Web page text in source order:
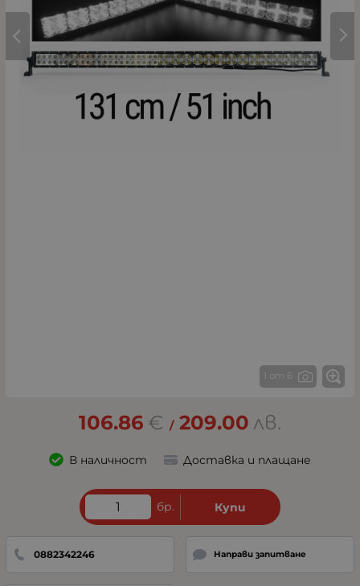
1 от 6
106.86 € / 209.00 лв.
В наличност Доставка и плащане
бр. Купи
0882342246 Направи запитване